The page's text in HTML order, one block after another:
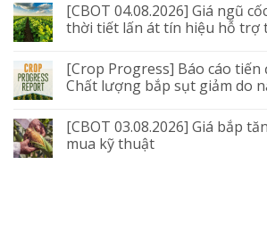
[CBOT 04.08.2026] Giá ngũ
thời tiết lấn át tín hiệu hỗ trợ
[Crop Progress] Báo cáo tiến
Chất lượng bắp sụt giảm do
[CBOT 03.08.2026] Giá bắp
mua kỹ thuật